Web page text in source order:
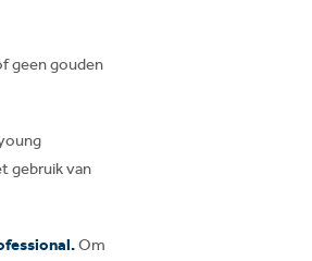
geen gouden
gebruik van
Om